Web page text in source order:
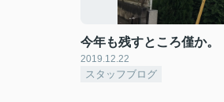
今年も残すところ僅か。
2019.12.22
スタッフブログ